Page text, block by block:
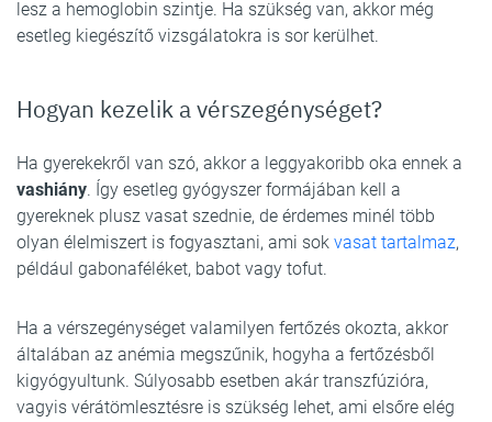
lesz a hemoglobin szintje. Ha szükség van, akkor még
esetleg kiegészítő vizsgálatokra is sor kerülhet.
Hogyan kezelik a vérszegénységet?
Ha gyerekekről van szó, akkor a leggyakoribb oka ennek a
vashiány. Így esetleg gyógyszer formájában kell a
gyereknek plusz vasat szednie, de érdemes minél több
olyan élelmiszert is fogyasztani, ami sok vasat tartalmaz,
például gabonaféléket, babot vagy tofut.
Ha a vérszegénységet valamilyen fertőzés okozta, akkor
általában az anémia megszűnik, hogyha a fertőzésből
kigyógyultunk. Súlyosabb esetben akár transzfúzióra,
vagyis vérátömlesztésre is szükség lehet, ami elsőre elég